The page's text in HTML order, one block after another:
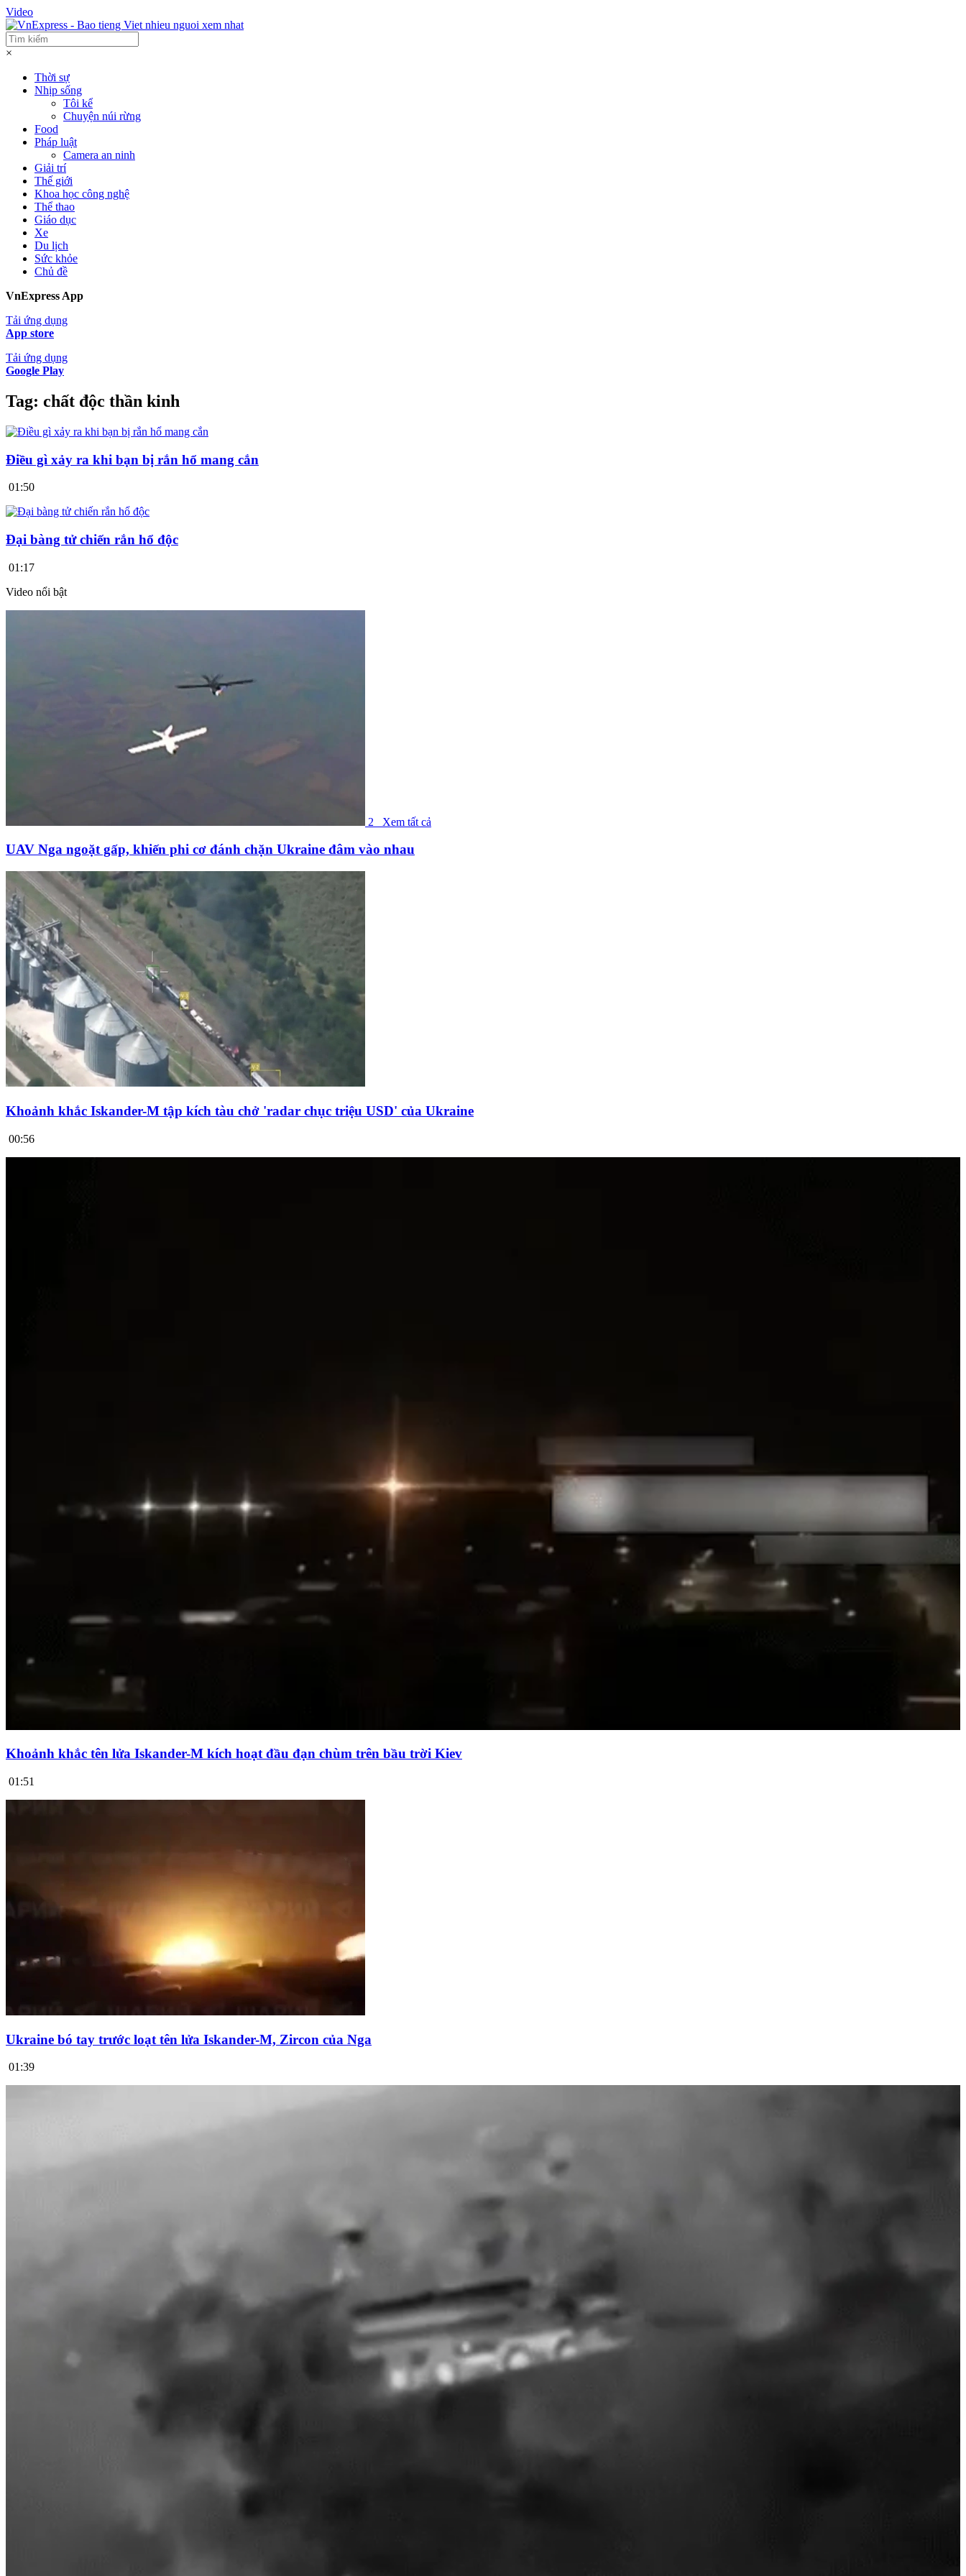
Video
×
Thời sự
Nhịp sống
Tôi kể
Chuyện núi rừng
Food
Pháp luật
Camera an ninh
Giải trí
Thế giới
Khoa học công nghệ
Thể thao
Giáo dục
Xe
Du lịch
Sức khỏe
Chủ đề
VnExpress App
Tải ứng dụng
App store
Tải ứng dụng
Google Play
Tag: chất độc thần kinh
Điều gì xảy ra khi bạn bị rắn hổ mang cắn
01:50
Đại bàng tử chiến rắn hổ độc
01:17
Video nổi bật
2 Xem tất cả
UAV Nga ngoặt gấp, khiến phi cơ đánh chặn Ukraine đâm vào nhau
Khoảnh khắc Iskander-M tập kích tàu chở 'radar chục triệu USD' của Ukraine
00:56
Khoảnh khắc tên lửa Iskander-M kích hoạt đầu đạn chùm trên bầu trời Kiev
01:51
Ukraine bó tay trước loạt tên lửa Iskander-M, Zircon của Nga
01:39